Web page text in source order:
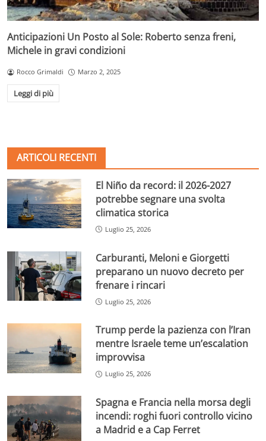
Anticipazioni Un Posto al Sole: Roberto senza freni,
Michele in gravi condizioni
Rocco Grimaldi Marzo 2, 2025
Leggi di più
ARTICOLI RECENTI
El Niño da record: il 2026-2027
potrebbe segnare una svolta
climatica storica
Luglio 25, 2026
Carburanti, Meloni e Giorgetti
preparano un nuovo decreto per
frenare i rincari
Luglio 25, 2026
Trump perde la pazienza con l’Iran
mentre Israele teme un’escalation
improvvisa
Luglio 25, 2026
Spagna e Francia nella morsa degli
incendi: roghi fuori controllo vicino
a Madrid e a Cap Ferret